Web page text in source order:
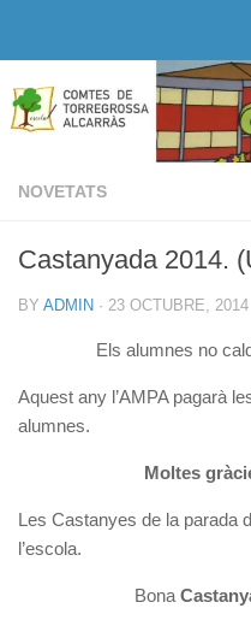
NOVETATS
Castanyada 2014.
BY ADMIN · 23 OCTUBRE, 2014
Els alumnes no
Aquest any l’AMPA pagarà
alumnes.
Moltes
Les Castanyes de la parada
l’escola.
Bona